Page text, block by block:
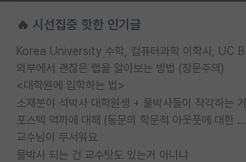
🔥 시선집중 핫한 인기글
외부에서 괜찮은 랩을 알아보는 방법 (장문주의)
<대학원에 입학하는 법>
소재분야 석박사 대학원생 + 물박사들이 착각하는 거
포스텍 억까에 대해 (동문의 학문적 아웃풋에 대한 반박)
교수님이 무서워요
물박사 되는 건 교수탓도 있는거 아니냐